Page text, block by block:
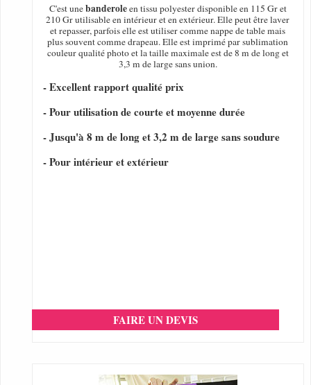
C'est unebanderoleen tissu polyester disponible en 115 Gr et
210 Gr utilisable en intérieur et en extérieur. Elle peut être laver
et repasser, parfois elle est utiliser comme nappe de table mais
plus souvent comme drapeau. Elle est imprimé par sublimation
couleur qualité photo et la taille maximale est de 8 m de long et
3,3 m de large sans union.
- Excellent rapport qualité prix
- Pour utilisation de courte et moyenne durée
- Jusqu'à 8 m de long et 3,2 m de large sans soudure
- Pour intérieur et extérieur
FAIRE UN DEVIS